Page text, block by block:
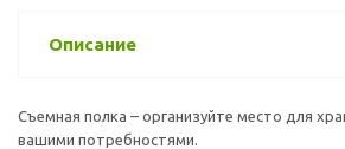
Описание
Съемная полка – организуйте место для
вашими потребностями.